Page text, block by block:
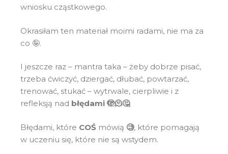
wniosku cząstkowego.
Okrasiłam ten materiał moimi radami, nie ma za
co 🤪.
I jeszcze raz – mantra taka – żeby dobrze pisać,
trzeba ćwiczyć, dziergać, dłubać, powtarzać,
trenować, stukać – wytrwale, cierpliwie i z
refleksją nad błędami 🫣🫠🤔
Błędami, które COŚ mówią 🧐, które pomagają
w uczeniu się, które nie są wstydem.